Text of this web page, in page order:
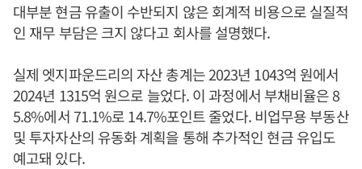
대부분 현금 유출이 수반되지 않은 회계적 비용으로 실질적
인 재무 부담은 크지 않다고 회사를 설명했다.
실제 엣지파운드리의 자산 총계는 2023년 1043억 원에서
2024년 1315억 원으로 늘었다. 이 과정에서 부채비율은 8
5.8%에서 71.1%로 14.7%포인트 줄었다. 비업무용 부동산
및 투자자산의 유동화 계획을 통해 추가적인 현금 유입도
예고돼 있다.